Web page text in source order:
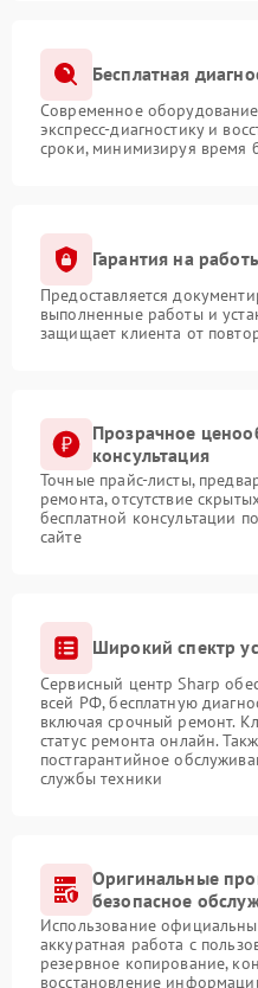
Бесплатная
Современное
экспресс-диагностику и
сроки, минимизируя время
Гарантия на
Предоставляется
выполненные работы и
защищает клиента от
Прозрачное
консультация
Точные прайс-листы,
ремонта, отсутствие
бесплатной консультации
сайте
Широкий спектр
Сервисный центр Sharp
всей РФ, бесплатную
включая срочный ремонт.
статус ремонта онлайн.
постгарантийное
службы техники
Оригинальные
безопасное
Использование
аккуратная работа с
резервное копирование,
восстановление